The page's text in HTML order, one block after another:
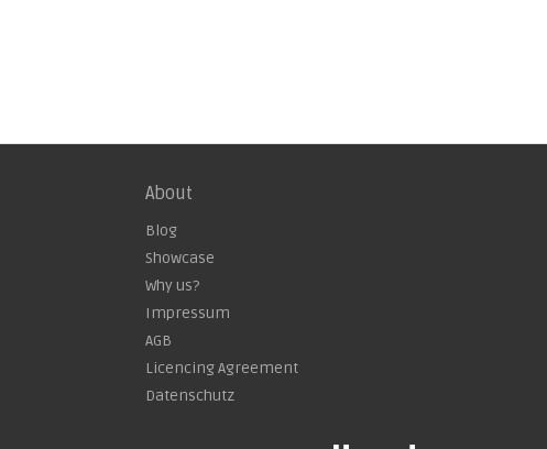
About
Blog
Showcase
Why us?
Impressum
AGB
Licencing Agreement
Datenschutz